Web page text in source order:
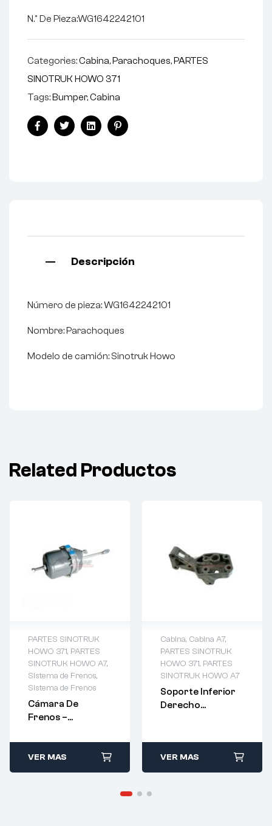
N.º De Pieza:WG1642242101
Categories:Cabina,Parachoques,PARTES
SINOTRUK HOWO 371
Tags:Bumper,Cabina
FacebookTwitterLinkedinPinterest
Descripción
Número de pieza: WG1642242101
Nombre: Parachoques
Modelo de camión: Sinotruk Howo
Related Productos
PARTES SINOTRUK
HOWO 371, PARTES
SINOTRUK HOWO A7,
Sistema de Frenos,
Sistema de Frenos
Cámara De
Frenos –
VER MAS
Cabina, Cabina A7,
PARTES SINOTRUK
HOWO 371, PARTES
SINOTRUK HOWO A7
Soporte Inferior
Derecho
AZ1664440012
VER MAS